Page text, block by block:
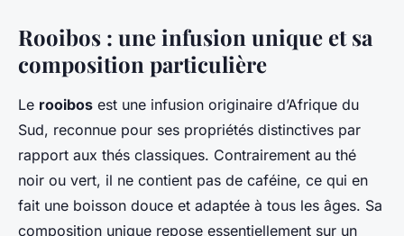
Rooibos : une infusion unique et sa
composition particulière
Le rooibos est une infusion originaire d’Afrique du
Sud, reconnue pour ses propriétés distinctives par
rapport aux thés classiques. Contrairement au thé
noir ou vert, il ne contient pas de caféine, ce qui en
fait une boisson douce et adaptée à tous les âges. Sa
composition unique repose essentiellement sur un